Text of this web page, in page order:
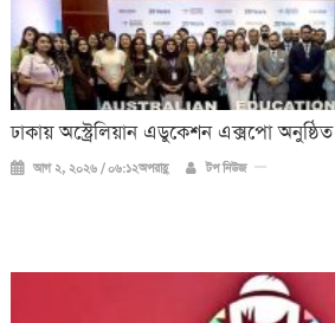
ঢাকায় অস্ট্রেলিয়ান এডুকেশন এক্সপো অনুষ্ঠিত
আগ ২, ২০২৬ / ০৬:১২অপরাহ্ণ টপ নিউজ